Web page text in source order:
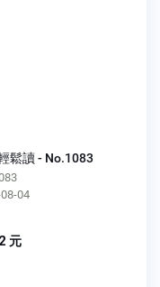
鬆讀 - No.1083
04
元